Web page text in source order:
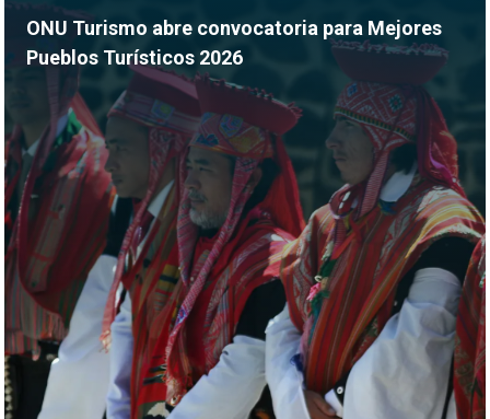
ONU Turismo abre convocatoria para Mejores
Pueblos Turísticos 2026